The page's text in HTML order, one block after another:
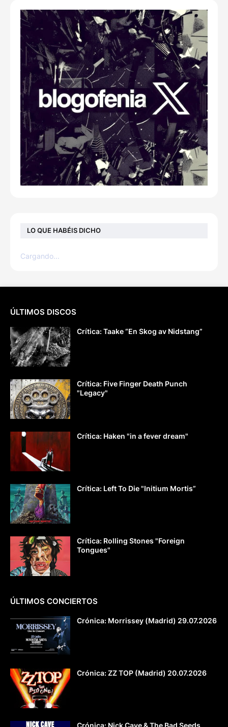
LO QUE HABÉIS DICHO
Cargando...
ÚLTIMOS DISCOS
Crítica: Taake “En Skog av Nidstang”
Crítica: Five Finger Death Punch
"Legacy"
Crítica: Haken "in a fever dream"
Crítica: Left To Die "Initium Mortis”
Crítica: Rolling Stones "Foreign
Tongues"
ÚLTIMOS CONCIERTOS
Crónica: Morrissey (Madrid) 29.07.2026
Crónica: ZZ TOP (Madrid) 20.07.2026
Crónica: Nick Cave & The Bad Seeds